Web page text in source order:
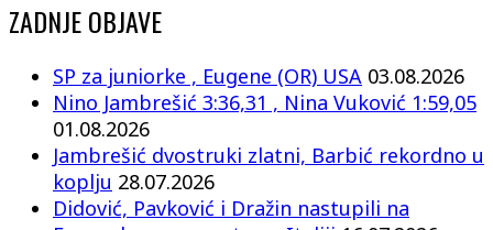
ZADNJE OBJAVE
SP za juniorke , Eugene (OR) USA 03.08.2026
Nino Jambrešić 3:36,31 , Nina Vuković 1:59,05
01.08.2026
Jambrešić dvostruki zlatni, Barbić rekordno u
koplju 28.07.2026
Didović, Pavković i Dražin nastupili na